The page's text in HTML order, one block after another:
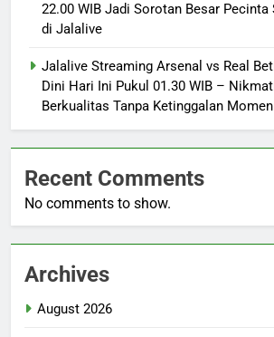
22.00 WIB Jadi Sorotan Besar Pecinta
di Jalalive
Jalalive Streaming Arsenal vs Real
Dini Hari Ini Pukul 01.30 WIB –
Berkualitas Tanpa Ketinggalan
Recent Comments
No comments to show.
Archives
August 2026